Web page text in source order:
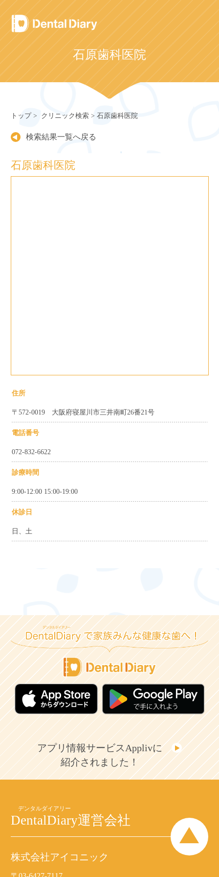
Skip
to
content
石原歯科医院
トップ クリニック検索 石原歯科医院
検索結果一覧へ戻る
石原歯科医院
住所
〒572-0019 大阪府寝屋川市三井南町26番21号
電話番号
072-832-6622
診療時間
9:00-12:00 15:00-19:00
休診日
日、土
アプリ情報サービスApplivに
紹介されました！
DentalDiary運営会社
株式会社アイコニック